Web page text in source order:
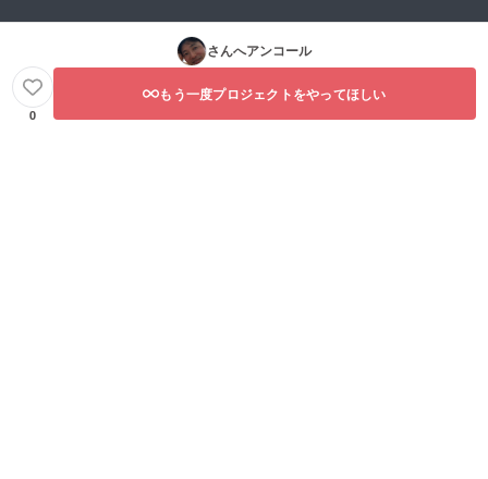
さんへアンコール
0
もう一度プロジェクトをやってほしい